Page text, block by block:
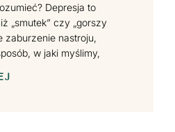
Depresja to
„smutek” czy „gorszy
zaburzenie nastroju,
w jaki myślimy,